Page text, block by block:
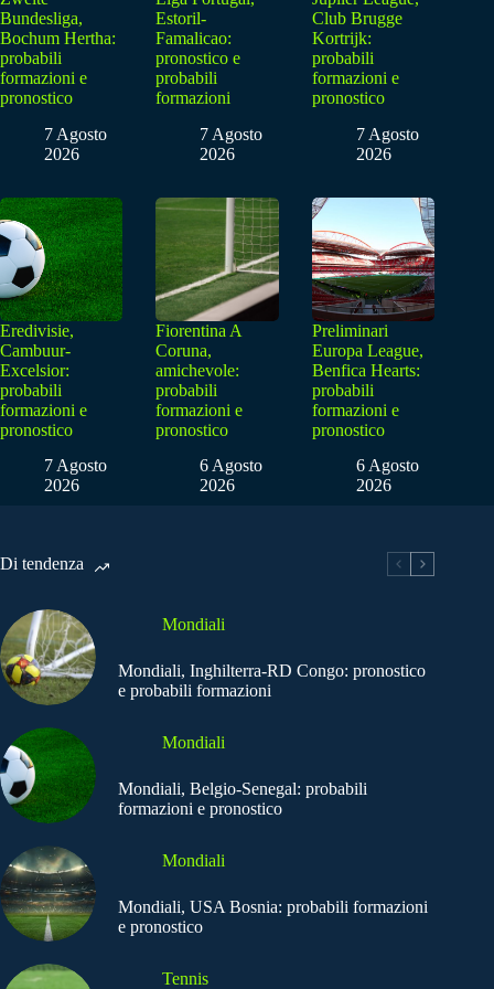
Bundesliga,
Bochum Hertha:
probabili
formazioni e
pronostico
7 Agosto
2026
Estoril-
Famalicao:
pronostico e
probabili
formazioni
7 Agosto
2026
Club Brugge
Kortrijk:
probabili
formazioni e
pronostico
7 Agosto
2026
Eredivisie,
Cambuur-
Excelsior:
probabili
formazioni e
pronostico
7 Agosto
2026
Fiorentina A
Coruna,
amichevole:
probabili
formazioni e
pronostico
6 Agosto
2026
Preliminari
Europa League,
Benfica Hearts:
probabili
formazioni e
pronostico
6 Agosto
2026
Di tendenza
Mondiali
Mondiali, Inghilterra-RD Congo: pronostico
e probabili formazioni
Mondiali
Mondiali, Belgio-Senegal: probabili
formazioni e pronostico
Mondiali
Mondiali, USA Bosnia: probabili formazioni
e pronostico
Tennis